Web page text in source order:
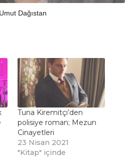
Umut Dağıstan
Tuna Kiremitçi’den
polisiye roman; Mezun
Cinayetleri
23 Nisan 2021
"Kitap" içinde